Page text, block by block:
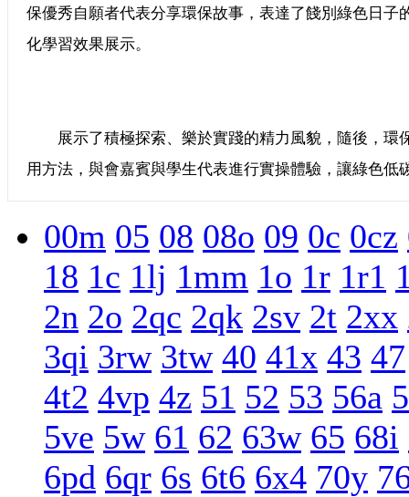
保優秀自願者代表分享環保故事，表達了餞別綠色日子
化學習效果展示。
展示了積極探索、樂於實踐的精力風貌，隨後，環
用方法，與會嘉賓與學生代表進行實操體驗，讓綠色低
00m 05 08 08o 09 0c 0cz
18 1c 1lj 1mm 1o 1r 1r1
2n 2o 2qc 2qk 2sv 2t 2xx
3qi 3rw 3tw 40 41x 43 47
4t2 4vp 4z 51 52 53 56a
5ve 5w 61 62 63w 65 68i
6pd 6qr 6s 6t6 6x4 70y